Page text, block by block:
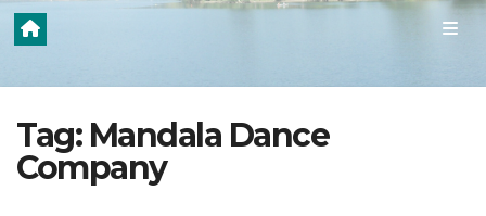
Tag: Mandala Dance
Company